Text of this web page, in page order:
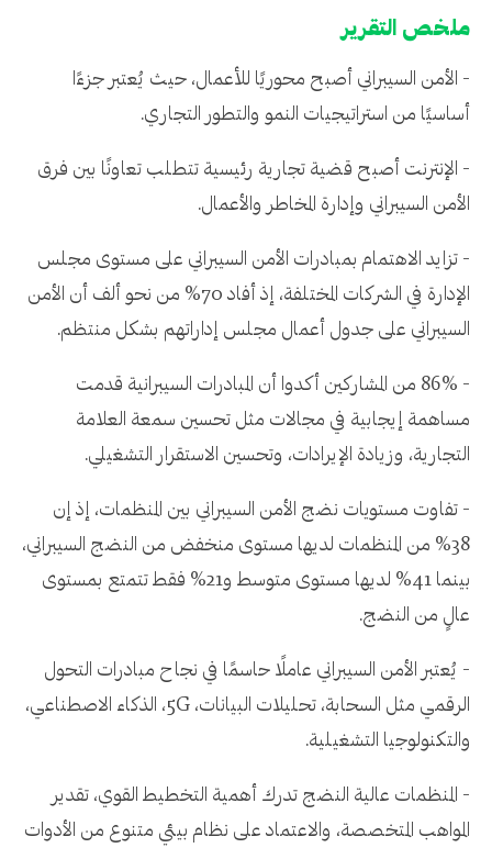
ملخص التقرير
- الأمن السيبراني أصبح محوريًا للأعمال، حيث يُعتبر جزءًا
أساسيًا من استراتيجيات النمو والتطور التجاري.
- الإنترنت أصبح قضية تجارية رئيسية تتطلب تعاونًا بين فرق
الأمن السيبراني وإدارة المخاطر والأعمال.
- تزايد الاهتمام بمبادرات الأمن السيبراني على مستوى مجلس
الإدارة في الشركات المختلفة، إذ أفاد 70% من نحو ألف أن الأمن
السيبراني على جدول أعمال مجلس إداراتهم بشكل منتظم.
- 86% من المشاركين أكدوا أن المبادرات السيبرانية قدمت
مساهمة إيجابية في مجالات مثل تحسين سمعة العلامة
التجارية، وزيادة الإيرادات، وتحسين الاستقرار التشغيلي.
- تفاوت مستويات نضج الأمن السيبراني بين المنظمات، إذ إن
38% من المنظمات لديها مستوى منخفض من النضج السيبراني،
بينما 41% لديها مستوى متوسط و21% فقط تتمتع بمستوى
عالٍ من النضج.
- يُعتبر الأمن السيبراني عاملًا حاسمًا في نجاح مبادرات التحول
الرقمي مثل السحابة، تحليلات البيانات، 5G، الذكاء الاصطناعي،
والتكنولوجيا التشغيلية.
- المنظمات عالية النضج تدرك أهمية التخطيط القوي، تقدير
المواهب المتخصصة، والاعتماد على نظام بيئي متنوع من الأدوات